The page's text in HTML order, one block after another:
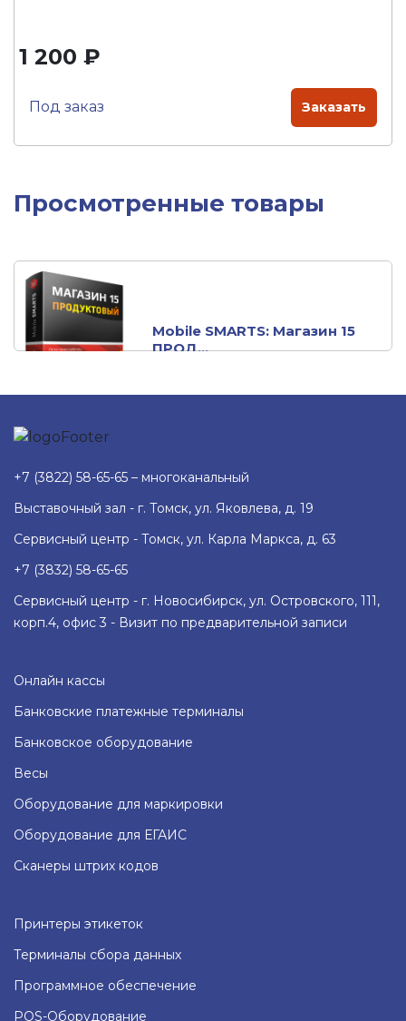
1 200 ₽
Под заказ Заказать
Просмотренные товары
Mobile SMARTS: Магазин 15
ПРОД...
+7 (3822) 58-65-65 – многоканальный
Выставочный зал - г. Томск, ул. Яковлева, д. 19
Сервисный центр - Томск, ул. Карла Маркса, д. 63
+7 (3832) 58-65-65
Сервисный центр - г. Новосибирск, ул. Островского, 111,
корп.4, офис 3 - Визит по предварительной записи
Онлайн кассы
Банковские платежные терминалы
Банковское оборудование
Весы
Оборудование для маркировки
Оборудование для ЕГАИС
Сканеры штрих кодов
Принтеры этикеток
Терминалы сбора данных
Программное обеспечение
POS-Оборудование